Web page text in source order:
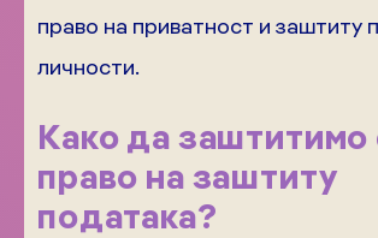
право на приватност и заштиту
личности.
Како да заштитимо
право на заштиту
података?